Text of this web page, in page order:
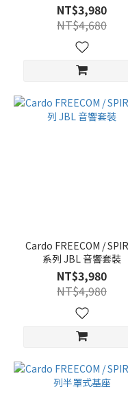
NT$3,980
NT$4,680
Cardo FREECOM /
系列 JBL 音響套裝
NT$3,980
NT$4,980